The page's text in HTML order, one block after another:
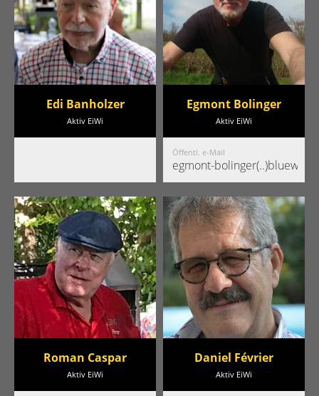
Edi Banholzer
Aktiv EiWi
Egmont Bolinger
Aktiv EiWi
Öffentl. e-Mail
egmont-
Roman Caspar
Aktiv EiWi
Daniel Février
Aktiv EiWi